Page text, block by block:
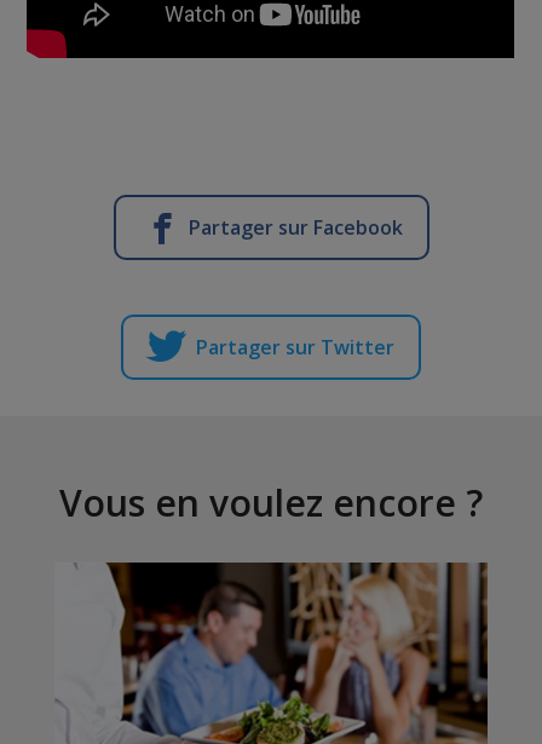
Partager sur Facebook
Partager sur Twitter
Vous en voulez encore ?